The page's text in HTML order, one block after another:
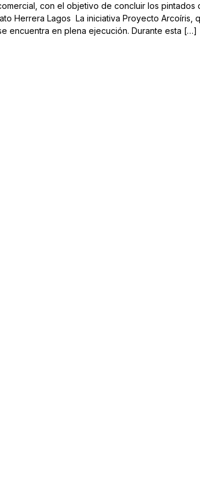
con el objetivo de concluir los pintados
Herrera Lagos La iniciativa Proyecto Arcoíris,
encuentra en plena ejecución. Durante esta […]